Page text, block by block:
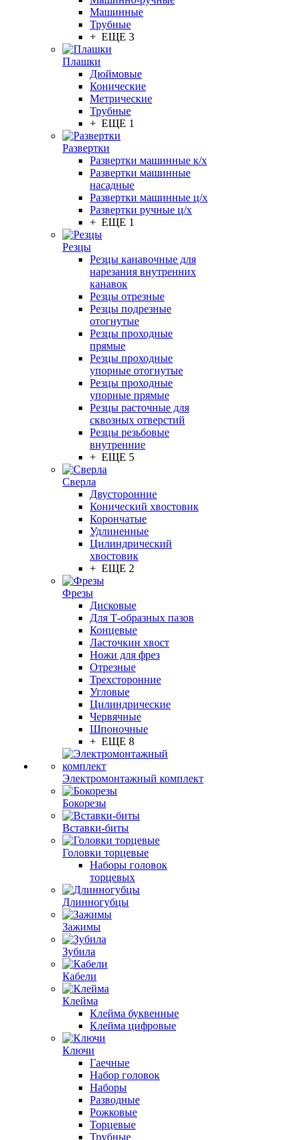
Машинные
Трубные
+ ЕЩЕ 3
Плашки
Дюймовые
Конические
Метрические
Трубные
+ ЕЩЕ 1
Развертки
Развертки машинные к/х
Развертки машинные
насадные
Развертки машинные ц/х
Развертки ручные ц/х
+ ЕЩЕ 1
Резцы
Резцы канавочные для
нарезания внутренних
канавок
Резцы отрезные
Резцы подрезные
отогнутые
Резцы проходные
прямые
Резцы проходные
упорные отогнутые
Резцы проходные
упорные прямые
Резцы расточные для
сквозных отверстий
Резцы резьбовые
внутренние
+ ЕЩЕ 5
Сверла
Двусторонние
Конический хвостовик
Корончатые
Удлиненные
Цилиндрический
хвостовик
+ ЕЩЕ 2
Фрезы
Дисковые
Для Т-образных пазов
Концевые
Ласточкин хвост
Ножи для фрез
Отрезные
Трехсторонние
Угловые
Цилиндрические
Червячные
Шпоночные
+ ЕЩЕ 8
Электромонтажный комплект
Бокорезы
Вставки-биты
Головки торцевые
Наборы головок
торцевых
Длинногубцы
Зажимы
Зубила
Кабели
Клейма
Клейма буквенные
Клейма цифровые
Ключи
Гаечные
Набор головок
Наборы
Разводные
Рожковые
Торцевые
Трубные